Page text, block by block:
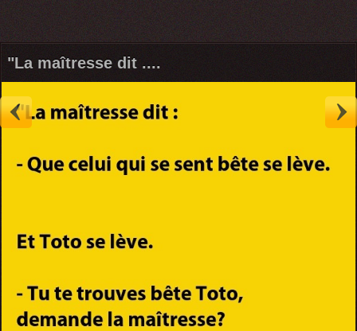
"La maîtresse dit ....